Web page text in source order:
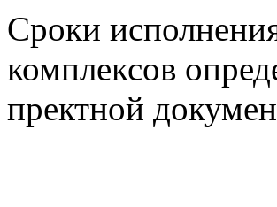
Сроки
комплексов
пректной